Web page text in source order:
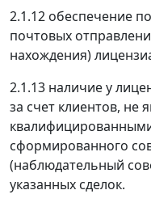
2.1.12 обеспечение
почтовых
нахождения)
2.1.13 наличие у
за счет клиентов, не
сформированного
(наблюдательный
указанных сделок.